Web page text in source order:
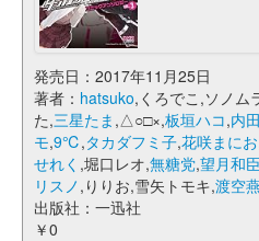
発売日：2017年11月25日
著者： hatsuko,くろでこ,ソノム
た,三星たま ,△○□×,板垣ハコ,内
モ,9℃,タカダフミ子,花咲まにお
せれく ,堀口レオ,無糖党,望月和臣
リスノ ,りりお,雪矢トモキ,渡空
出版社：一迅社
￥0